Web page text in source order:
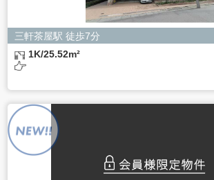
三軒茶屋駅 徒歩7分
1K/25.52m²